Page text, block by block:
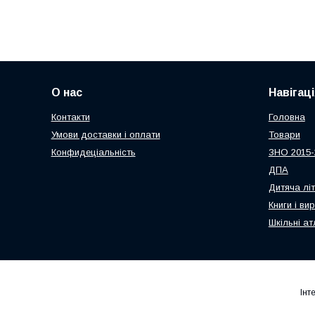
О нас
Контакти
Умови доставки і оплати
Конфидеціальність
Головна
Товари
ЗНО 2015-
ДПА
Дитяча
Книги і
Шкільні